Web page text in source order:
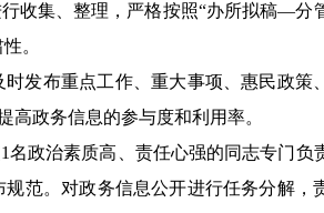
收集、整理，严格按照“办所拟稿—分
。
发布重点工作、重大事项、惠民政策
政务信息的参与度和利用率。
名政治素质高、责任心强的同志专门负
范。对政务信息公开进行任务分解，